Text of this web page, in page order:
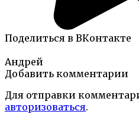
Поделиться в ВКонтакте
Андрей
Добавить комментарии
Для отправки
авторизоваться.